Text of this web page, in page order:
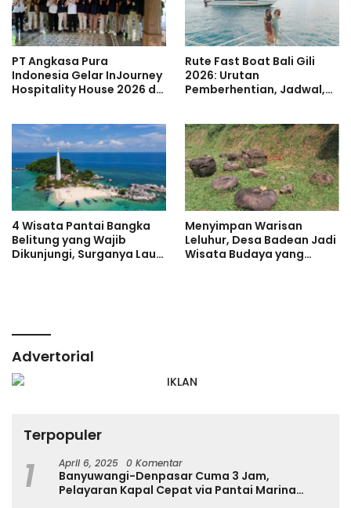
PT Angkasa Pura
Indonesia Gelar InJourney
Hospitality House 2026 di
Rute Fast Boat Bali Gili
2026: Urutan
Pemberhentian, Jadwal,
4 Wisata Pantai Bangka
Belitung yang Wajib
Dikunjungi, Surganya Laut
Menyimpan Warisan
Leluhur, Desa Badean Jadi
Wisata Budaya yang
Advertorial
Terpopuler
1 April 6, 2025 0 Komentar
Banyuwangi-Denpasar Cuma 3 Jam,
Pelayaran Kapal Cepat via Pantai Marina